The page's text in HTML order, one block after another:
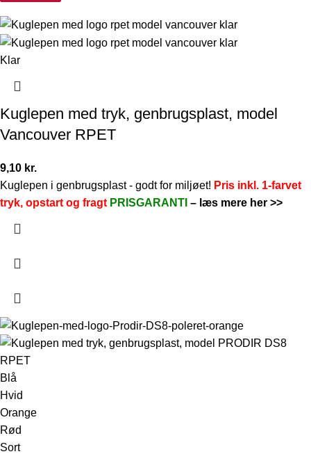
Klar
Kuglepen med tryk, genbrugsplast, model
Vancouver RPET
9,10 kr.
Kuglepen i genbrugsplast - godt for miljøet! Pris inkl. 1-farvet
tryk, opstart og fragt PRISGARANTI – læs mere her >>
Blå
Hvid
Orange
Rød
Sort